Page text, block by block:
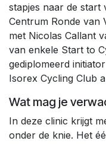
stapjes naar de start
Centrum Ronde van
met Nicolas Callant
van enkele Start to
gediplomeerd
Isorex Cycling Club
Wat mag je
In deze clinic krijgt
onder de knie. Het